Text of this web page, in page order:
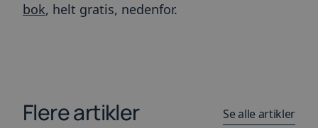
bok, helt gratis, nedenfor.
Flere artikler Se alle artikler